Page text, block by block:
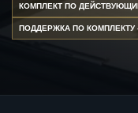
КОМПЛЕКТ ПО
ПОДДЕРЖКА ПО КОМПЛЕКТУ